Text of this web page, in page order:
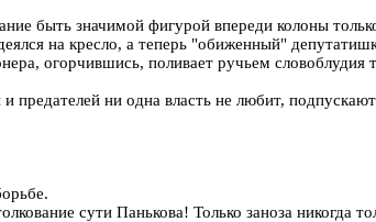
быть значимой фигурой впереди колоны
на кресло, а теперь "обиженный"
огорчившись, поливает ручьем словоблудия
и предателей ни одна власть не любит,
сути Панькова! Только заноза